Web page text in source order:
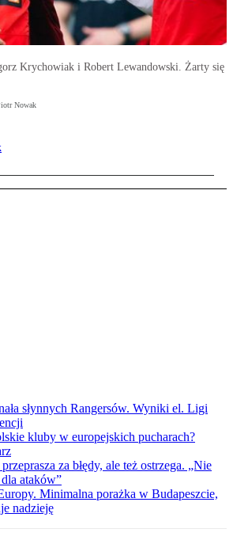
Krychowiak i Robert Lewandowski. Żarty się
Nowak
słynnych Rangersów. Wyniki el. Ligi
kluby w europejskich pucharach?
za błędy, ale też ostrzega. „Nie
ataków”
Minimalna porażka w Budapeszcie,
nadzieję